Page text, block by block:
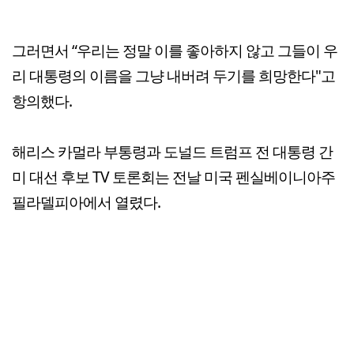
그러면서 “우리는 정말 이를 좋아하지 않고 그들이 우
리 대통령의 이름을 그냥 내버려 두기를 희망한다"고
항의했다.
해리스 카멀라 부통령과 도널드 트럼프 전 대통령 간
미 대선 후보 TV 토론회는 전날 미국 펜실베이니아주
필라델피아에서 열렸다.